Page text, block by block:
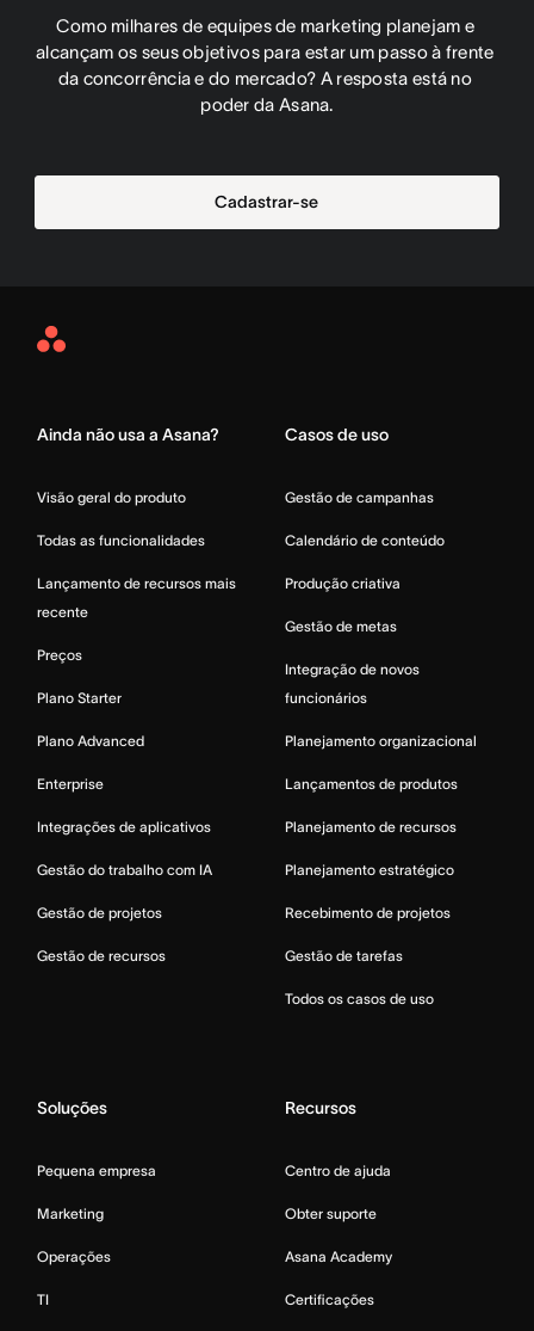
Como milhares de equipes de marketing planejam e
alcançam os seus objetivos para estar um passo à frente
da concorrência e do mercado? A resposta está no
poder da Asana.
Cadastrar-se
Asana
Ainda não usa a Asana?
Visão geral do produto
Todas as funcionalidades
Lançamento de recursos mais
recente
Preços
Plano Starter
Plano Advanced
Enterprise
Integrações de aplicativos
Gestão do trabalho com IA
Gestão de projetos
Gestão de recursos
Casos de uso
Gestão de campanhas
Calendário de conteúdo
Produção criativa
Gestão de metas
Integração de novos
funcionários
Planejamento organizacional
Lançamentos de produtos
Planejamento de recursos
Planejamento estratégico
Recebimento de projetos
Gestão de tarefas
Todos os casos de uso
Soluções
Pequena empresa
Marketing
Operações
TI
Recursos
Centro de ajuda
Obter suporte
Asana Academy
Certificações